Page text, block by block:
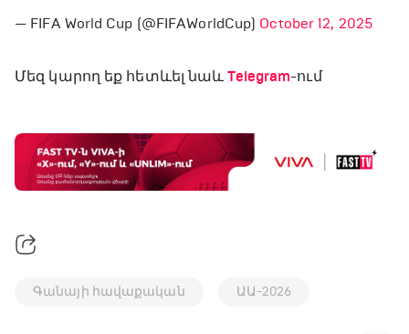
— FIFA World Cup (@FIFAWorldCup) October 12, 2025
Մեզ կարող եք հետևել նաև Telegram-ում
Գանայի հավաքական ԱԱ-2026